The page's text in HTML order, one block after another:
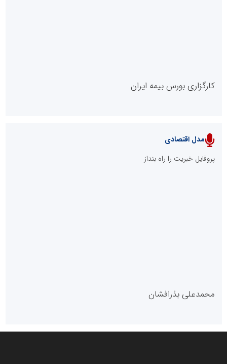
پایگاه خبری نهضت ملی مسکن
پایگاه خبری گفتمان یزد
کارگزاری بورس بیمه ایران
مدل اقتصادی
پروفایل خبریت را راه بنداز
محمدعلی بذرافشان